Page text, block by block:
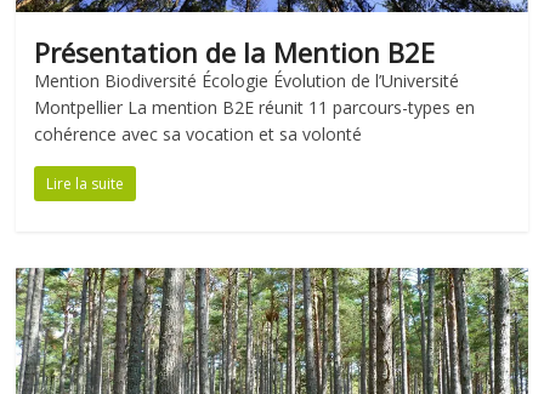
Présentation de la Mention B2E
Mention Biodiversité Écologie Évolution de l’Université
Montpellier La mention B2E réunit 11 parcours-types en
cohérence avec sa vocation et sa volonté
Lire la suite